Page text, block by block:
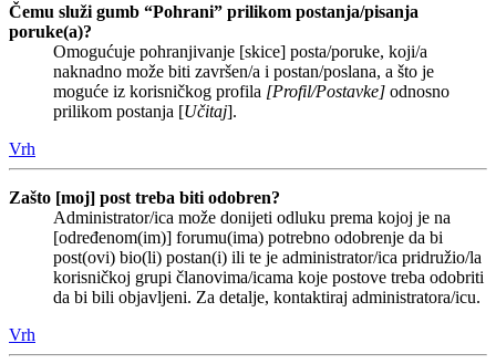
Čemu služi gumb “Pohrani” prilikom postanja/pisanja
poruke(a)?
Omogućuje pohranjivanje [skice] posta/poruke, koji/a
naknadno može biti završen/a i postan/poslana, a što je
moguće iz korisničkog profila [Profil/Postavke] odnosno
prilikom postanja [Učitaj].
Vrh
Zašto [moj] post treba biti odobren?
Administrator/ica može donijeti odluku prema kojoj je na
[određenom(im)] forumu(ima) potrebno odobrenje da bi
post(ovi) bio(li) postan(i) ili te je administrator/ica pridružio/la
korisničkoj grupi članovima/icama koje postove treba odobriti
da bi bili objavljeni. Za detalje, kontaktiraj administratora/icu.
Vrh